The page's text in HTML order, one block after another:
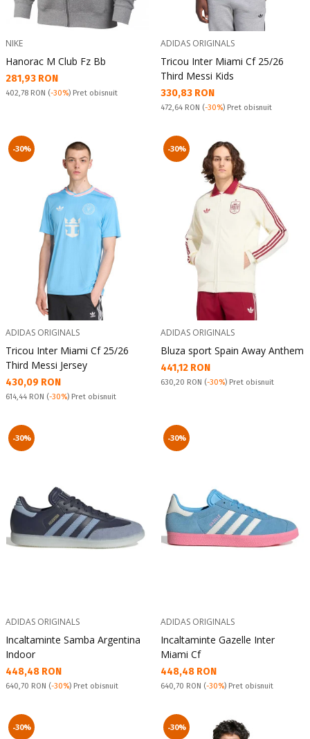
NIKE
Hanorac M Club Fz Bb
Текуща цена:
281,93 RON
Pret obisnuit:
402,78 RON (-30%) Pret obisnuit
ADIDAS ORIGINALS
Tricou Inter Miami Cf 25/26
Third Messi Kids
Текуща цена:
330,83 RON
Pret obisnuit:
472,64 RON (-30%) Pret obisnuit
-30%
ADIDAS ORIGINALS
Tricou Inter Miami Cf 25/26
Third Messi Jersey
Текуща цена:
430,09 RON
Pret obisnuit:
614,44 RON (-30%) Pret obisnuit
-30%
ADIDAS ORIGINALS
Bluza sport Spain Away Anthem
Текуща цена:
441,12 RON
Pret obisnuit:
630,20 RON (-30%) Pret obisnuit
-30%
ADIDAS ORIGINALS
Incaltaminte Samba Argentina
Indoor
Текуща цена:
448,48 RON
Pret obisnuit:
640,70 RON (-30%) Pret obisnuit
-30%
ADIDAS ORIGINALS
Incaltaminte Gazelle Inter
Miami Cf
Текуща цена:
448,48 RON
Pret obisnuit:
640,70 RON (-30%) Pret obisnuit
-30% -30%